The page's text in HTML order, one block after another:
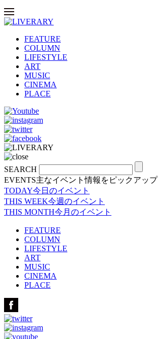
FEATURE
COLUMN
LIFESTYLE
ART
MUSIC
CINEMA
PLACE
SEARCH
EVENTS主なイベント情報をピックアップ
TODAY今日のイベント
THIS WEEK今週のイベント
THIS MONTH今月のイベント
FEATURE
COLUMN
LIFESTYLE
ART
MUSIC
CINEMA
PLACE